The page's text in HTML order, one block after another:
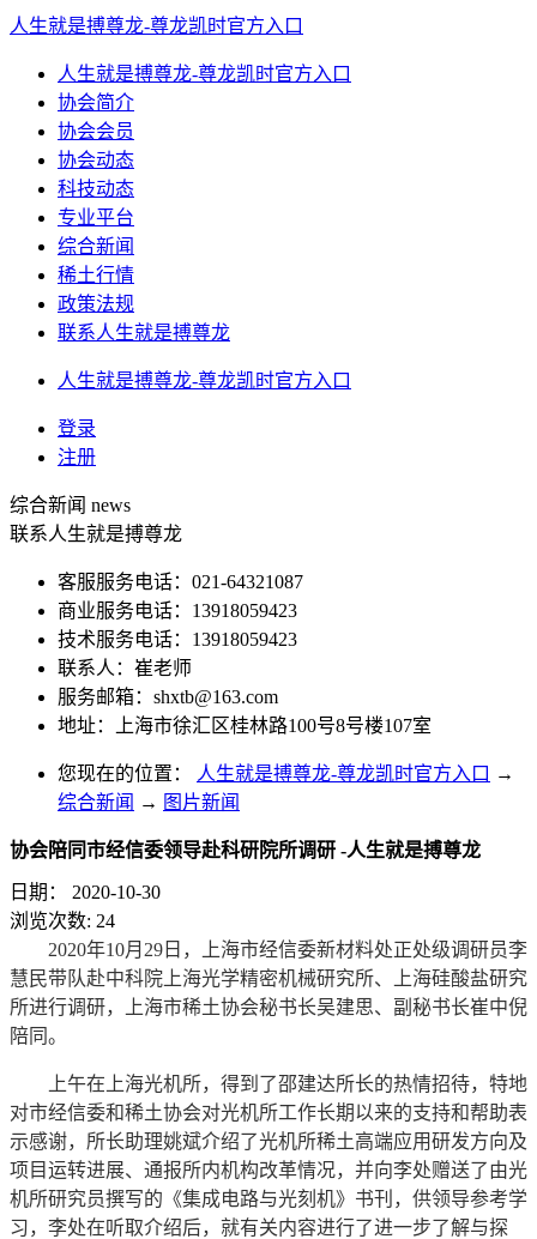
人生就是搏尊龙-尊龙凯时官方入口
人生就是搏尊龙-尊龙凯时官方入口
协会简介
协会会员
协会动态
科技动态
专业平台
综合新闻
稀土行情
政策法规
联系人生就是搏尊龙
人生就是搏尊龙-尊龙凯时官方入口
登录
注册
综合新闻 news
联系人生就是搏尊龙
客服服务电话：021-64321087
商业服务电话：13918059423
技术服务电话：13918059423
联系人：崔老师
服务邮箱： shxtb@163.com
地址：上海市徐汇区桂林路100号8号楼107室
您现在的位置： 人生就是搏尊龙-尊龙凯时官方入口 →
综合新闻 → 图片新闻
协会陪同市经信委领导赴科研院所调研 -人生就是搏尊龙
日期：
2020-10-30
浏览次数: 24
2020年10月29日，上海市经信委新材料处正处级调研员李
慧民带队赴中科院上海光学精密机械研究所、上海硅酸盐研究
所进行调研，上海市稀土协会秘书长吴建思、副秘书长崔中倪
陪同。
上午在上海光机所，得到了邵建达所长的热情招待，特地
对市经信委和稀土协会对光机所工作长期以来的支持和帮助表
示感谢，所长助理姚斌介绍了光机所稀土高端应用研发方向及
项目运转进展、通报所内机构改革情况，并向李处赠送了由光
机所研究员撰写的《集成电路与光刻机》书刊，供领导参考学
习，李处在听取介绍后，就有关内容进行了进一步了解与探